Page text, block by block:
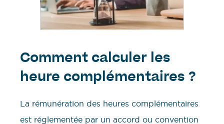
Comment calculer les
heure complémentaires ?
La rémunération des heures complémentaires
est réglementée par un accord ou convention